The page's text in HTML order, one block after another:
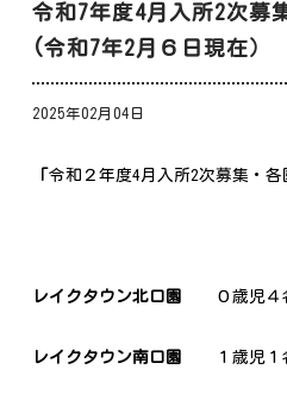
令和7年度4月入所2次募
(令和7年2月６日現在）
2025年02月04日
「令和２年度4月入所2次募集・各
レイクタウン北口園 ０歳児４
レイクタウン南口園 １歳児１